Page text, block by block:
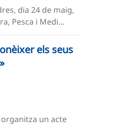
dia 24 de maig,
Pesca i Medi...
els seus
un acte